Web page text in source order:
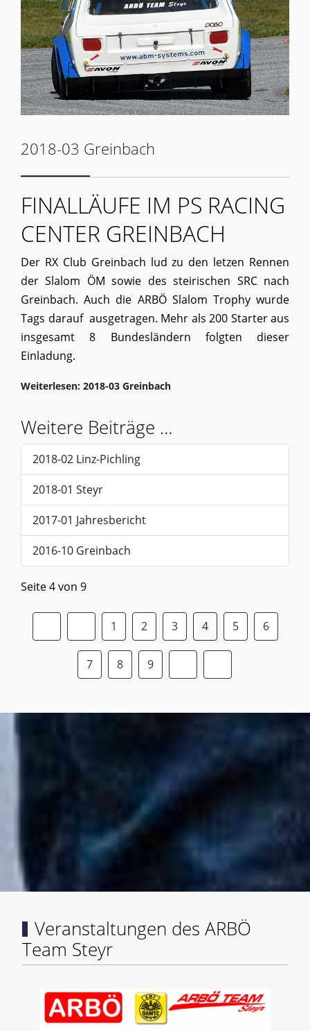
2018-03 Greinbach
FINALLÄUFE IM PS RACING
CENTER GREINBACH
Der RX Club Greinbach lud zu den letzen Rennen
der Slalom ÖM sowie des steirischen SRC nach
Greinbach. Auch die ARBÖ Slalom Trophy wurde
Tags darauf ausgetragen. Mehr als 200 Starter aus
insgesamt 8 Bundesländern folgten dieser
Einladung.
Weiterlesen: 2018-03 Greinbach
Weitere Beiträge …
2018-02 Linz-Pichling
2018-01 Steyr
2017-01 Jahresbericht
2016-10 Greinbach
Seite 4 von 9
1 2 3 4 5 6
7 8 9
Veranstaltungen des ARBÖ
Team Steyr